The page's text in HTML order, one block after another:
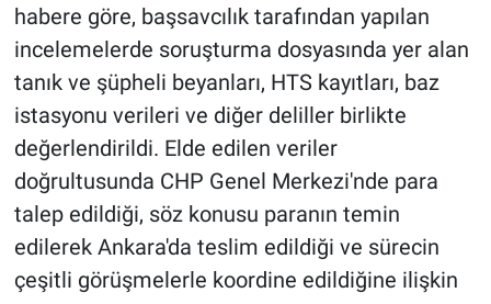
habere göre, başsavcılık tarafından yapılan
incelemelerde soruşturma dosyasında yer alan
tanık ve şüpheli beyanları, HTS kayıtları, baz
istasyonu verileri ve diğer deliller birlikte
değerlendirildi. Elde edilen veriler
doğrultusunda CHP Genel Merkezi'nde para
talep edildiği, söz konusu paranın temin
edilerek Ankara'da teslim edildiği ve sürecin
çeşitli görüşmelerle koordine edildiğine ilişkin